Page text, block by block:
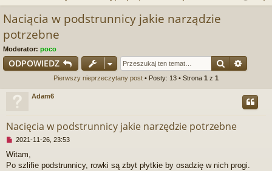
Naciącia w podstrunnicy jakie narządzie
potrzebne
Moderator: poco
ODPOWIEDZ Szukaj
Pierwszy nieprzeczytany post • Posty: 13 • Strona 1 z 1
Adam6
Nacięcia w podstrunnicy jakie narzędzie potrzebne
N
e
p
2021-11-26, 23:53
Witam,
Po szlifie podstrunnicy, rowki są zbyt płytkie by osadzię w nich progi.